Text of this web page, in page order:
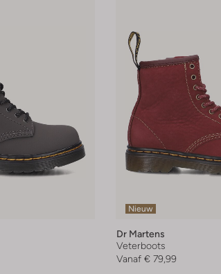
Nieuw
Dr Martens
Veterboots
Vanaf € 79,99